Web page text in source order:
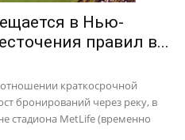
в Нью-
правил в...
краткосрочной
бронирований через реку, в
стадиона MetLife (временно